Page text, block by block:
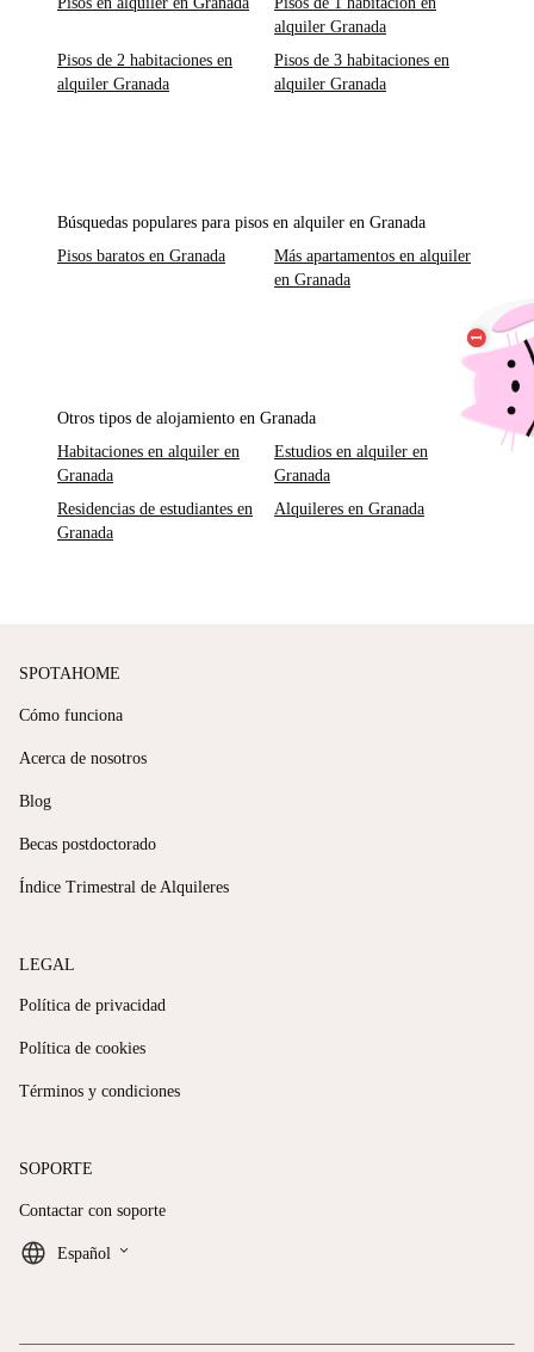
alquiler Granada
Pisos de 2 habitaciones en
alquiler Granada
Pisos de 3 habitaciones en
alquiler Granada
Búsquedas populares para pisos en alquiler en Granada
Pisos baratos en Granada
Más apartamentos en alquiler
en Granada
Otros tipos de alojamiento en Granada
Habitaciones en alquiler en
Granada
Estudios en alquiler en
Granada
Residencias de estudiantes en
Granada
Alquileres en Granada
SPOTAHOME
Cómo funciona
Acerca de nosotros
Blog
Becas postdoctorado
Índice Trimestral de Alquileres
LEGAL
Política de privacidad
Política de cookies
Términos y condiciones
SOPORTE
Contactar con soporte
Español keyboard_arrow_down